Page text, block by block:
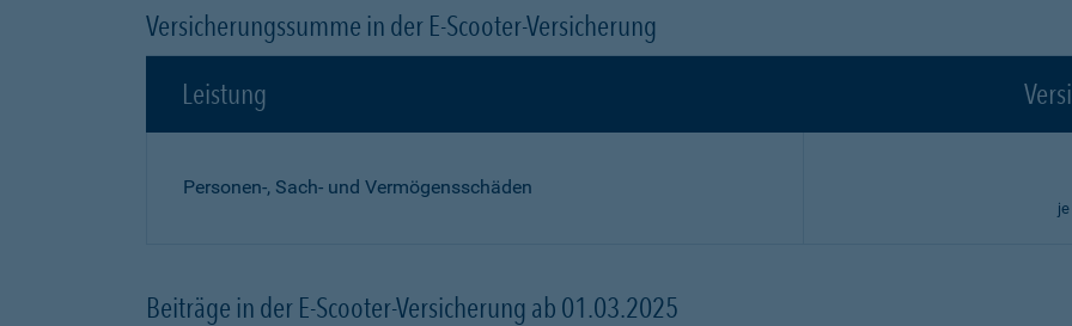
Versicherungssumme in der E-Scooter-Versicherung
Leistung
Personen-, Sach- und Vermögensschäden
Beiträge in der E-Scooter-Versicherung ab 01.03.2025